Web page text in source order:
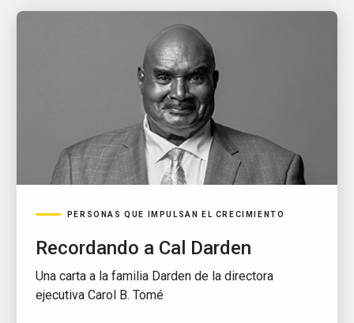
PERSONAS QUE IMPULSAN EL CRECIMIENTO
Recordando a Cal Darden
Una carta a la familia Darden de la directora
ejecutiva Carol B. Tomé